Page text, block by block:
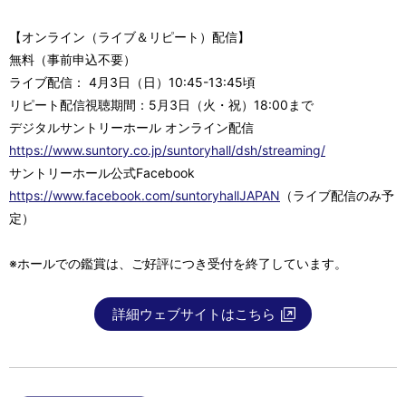
【オンライン（ライブ＆リピート）配信】
無料（事前申込不要）
ライブ配信： 4月3日（日）10:45-13:45頃
リピート配信視聴期間：5月3日（火・祝）18:00まで
デジタルサントリーホール オンライン配信
https://www.suntory.co.jp/suntoryhall/dsh/streaming/
サントリーホール公式Facebook
https://www.facebook.com/suntoryhallJAPAN （ライブ配信のみ予
定）
※ホールでの鑑賞は、ご好評につき受付を終了しています。
詳細ウェブサイトはこちら